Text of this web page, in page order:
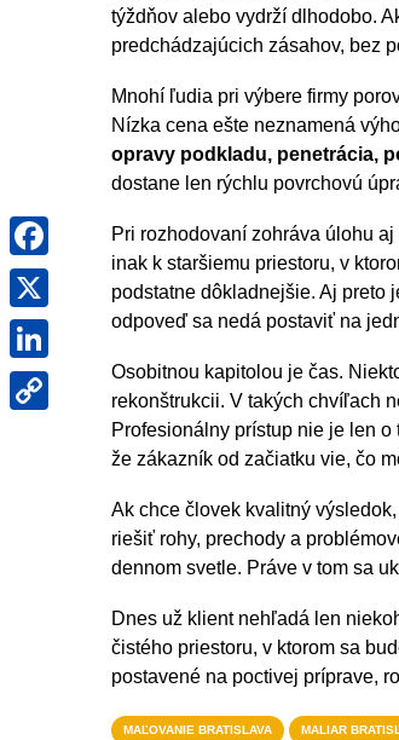
týždňov alebo vydrží dlhodobo.
predchádzajúcich zásahov, bez
Mnohí ľudia pri výbere firmy
Nízka cena ešte neznamená
opravy podkladu, penetrácia,
dostane len rýchlu povrchovú
Pri rozhodovaní zohráva úlohu
inak k staršiemu priestoru, v
podstatne dôkladnejšie. Aj preto
odpoveď sa nedá postaviť na
Osobitnou kapitolou je čas.
rekonštrukcii. V takých chvíľach
Profesionálny prístup nie je len
že zákazník od začiatku vie, čo
Ak chce človek kvalitný
riešiť rohy, prechody a
dennom svetle. Práve v tom sa
Dnes už klient nehľadá len
čistého priestoru, v ktorom sa
postavené na poctivej príprave,
MAĽOVANIE BRATISLAVA MALIAR
Facebook
LinkedIn
Copy
Link